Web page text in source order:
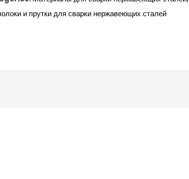
и прутки для сварки нержавеющих сталей